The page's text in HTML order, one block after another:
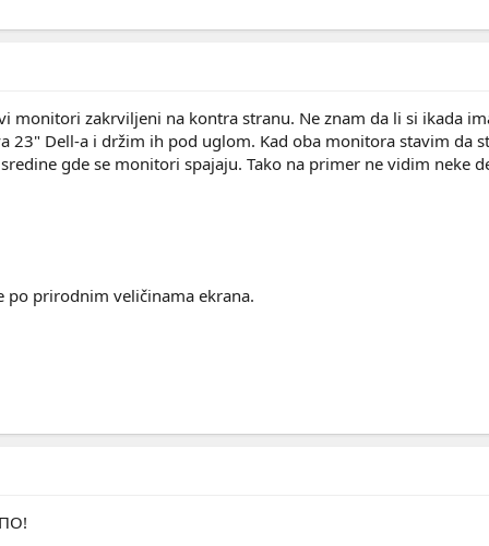
monitori zakrviljeni na kontra stranu. Ne znam da li si ikada
23" Dell-a i držim ih pod uglom. Kad oba monitora stavim da
gde se monitori spajaju. Tako na primer ne vidim neke
po prirodnim veličinama ekrana.